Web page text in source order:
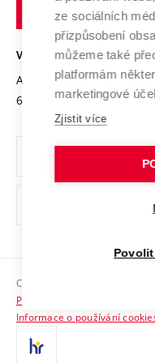
Open Science
Projekty
Projekty ze
Specifický výzkum
Mezinárodní dohody
Univerzitní sítě
Podnikavá univerzita /
Bezpečná univerzita
Vyznamenání
Organizační struktura
Ochrana osobních údajů
odkaz)
Sociální bezpečí
HR Award
Kontakty
VYSOKÉ UČENÍ
Antonínská 548/1
602 00 Brno
Copyright © 2026 VUT
Prohlášení o přístupnosti
Informace o používání
ze sociálních
přizpůsobení
můžeme také
platformám
marketingové
Zjistit více